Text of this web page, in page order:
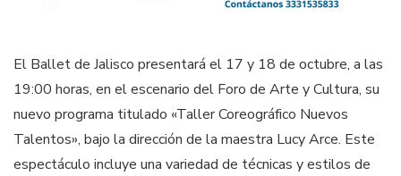
El Ballet de Jalisco presentará el 17 y 18 de octubre, a las
19:00 horas, en el escenario del Foro de Arte y Cultura, su
nuevo programa titulado «Taller Coreográfico Nuevos
Talentos», bajo la dirección de la maestra Lucy Arce. Este
espectáculo incluye una variedad de técnicas y estilos de